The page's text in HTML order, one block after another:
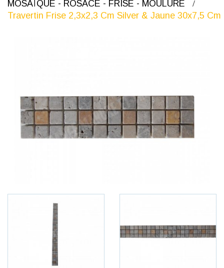
MOSAÏQUE - ROSACE - FRISE - MOULURE
Travertin Frise 2,3x2,3 Cm Silver & Jaune 30x7,5 Cm